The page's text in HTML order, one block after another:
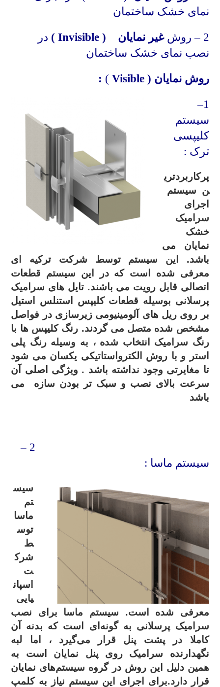
نمای خشک ساختمان
2 – روش غیر نمایان (Invisible
) در
نصب نمای خشک ساختمان
روش نمایان (Visible
)
:
1
–
سیستم
کلیپسی
ترک :
پرکاربردتری
ن سیستم
اجرای
سرامیک
خشک
نمایان می
باشد. این سیستم توسط شرکت ترکیه ای
معرفی شده است که در این سیستم قطعات
اتصالی قابل رویت می باشند. تایل های سرامیک
پرسلانی بوسیله قطعات کلیپس استنلس استیل
بر روی ریل های آلومینیومی زیرسازی در فواصل
مشخص شده متصل می گردند. رنگ کلیپس ها با
رنگ سرامیک انتخاب شده ، به وسیله رنگ پلی
استر و با روش الکترواستاتیکی یکسان می شود
تا مغایرتی وجود نداشته باشد . ویژگی اصلی آن
سرعت بالای نصب و سبک تر بودن سازه می
باشد
2 –
سیستم ماسا :
سیس
تم
ماسا
توس
ط
شرک
ت
اسپان
یایی
معرفی شده است. سیستم ماسا برای نصب
سرامیک پرسلانی به گونه‌ای است که بدنه آن
کاملا در پشت پنل قرار می‌گیرد ، اما لبه
نگهدارنده سرامیک روی پنل نمایان است به
همین دلیل این روش در گروه سیستم‌های نمایان
قرار دارد.برای اجرای این سیستم نیاز به کلمپ